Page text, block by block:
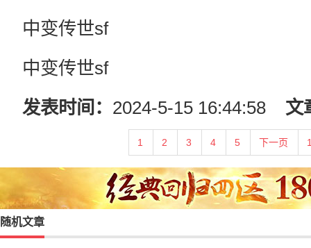
中变传世sf
中变传世sf
发表时间： 2024-5-15 16:44:58 文
1 2 3 4 5 下一页
随机文章